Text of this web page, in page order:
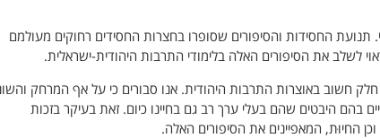
תנועת החסידות והסיפורים שסופרו בחצרות החסידים רחוקים מעולמם
לשלב את הסיפורים האלה בלימודי התרבות היהודית-ישראלית.
חלק חשוב באוצרות התרבות היהודית. אנו סבורים כי על אף המרחק
בהם היבטים שהם בעלי ערך רב גם בחיינו כיום. זאת בעיקר בזכות
החיוּת, המאפיינים את הסיפורים האלה.